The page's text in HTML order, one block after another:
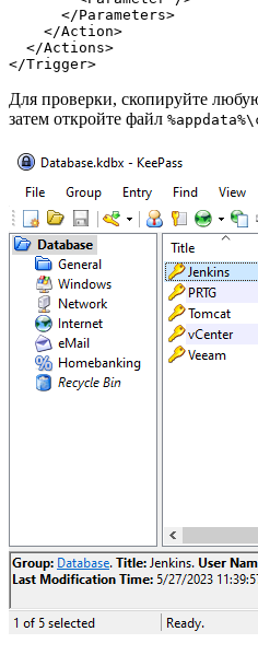
</Parameters>
</Action>
</Actions>
</Trigger>
Для проверки, скопируйте
затем откройте файл